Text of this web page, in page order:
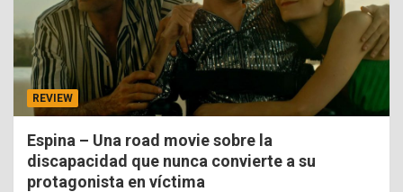
REVIEW
Espina – Una road movie sobre la
discapacidad que nunca convierte a su
protagonista en víctima